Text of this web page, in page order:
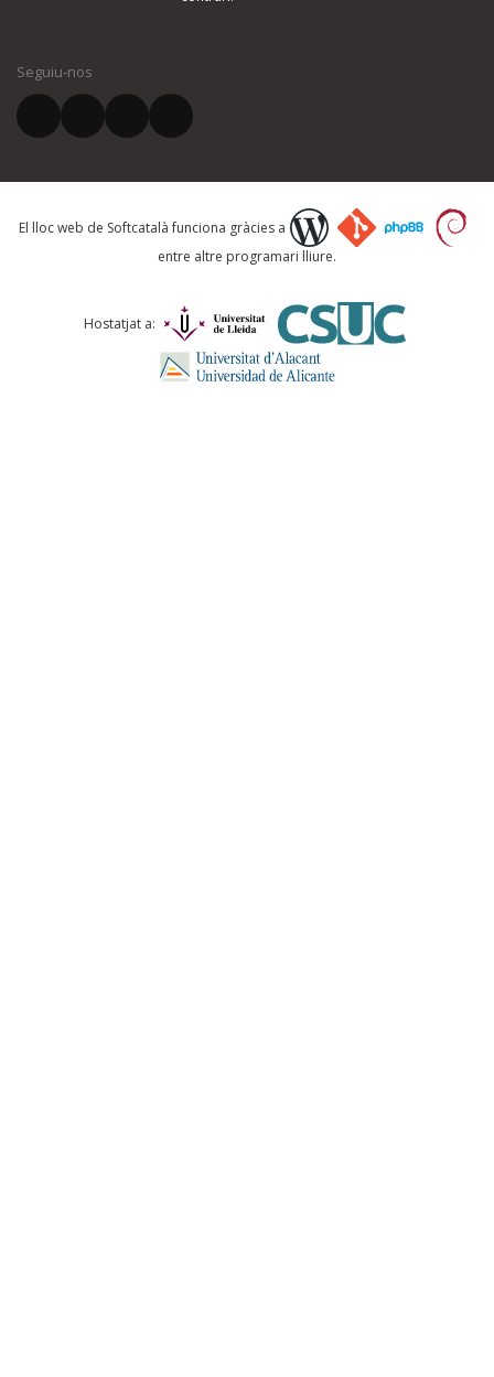
El vostre correu electrònic *
Què proposeu?
Comentari *
Seguiu-nos
El lloc web de Softcatalà funciona gràcies a
entre altre programari lliure.
Hostatjat a: